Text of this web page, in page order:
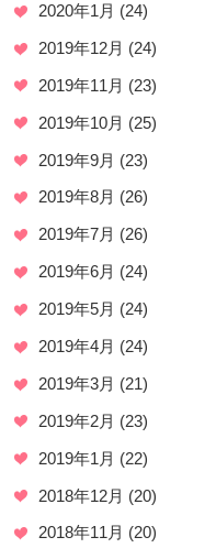
2020年1月 (24)
2019年12月 (24)
2019年11月 (23)
2019年10月 (25)
2019年9月 (23)
2019年8月 (26)
2019年7月 (26)
2019年6月 (24)
2019年5月 (24)
2019年4月 (24)
2019年3月 (21)
2019年2月 (23)
2019年1月 (22)
2018年12月 (20)
2018年11月 (20)